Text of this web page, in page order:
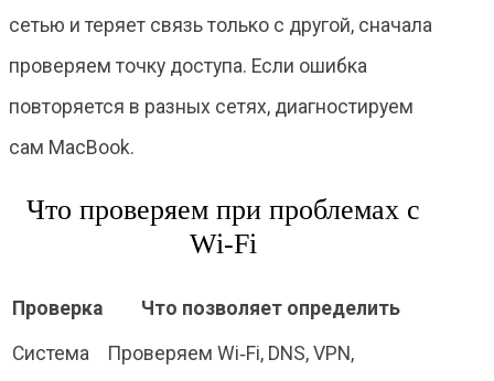
сетью и теряет связь только с другой, сначала
проверяем точку доступа. Если ошибка
повторяется в разных сетях, диагностируем
сам MacBook.
Что проверяем при проблемах с
Wi‑Fi
Проверка Что позволяет определить
Система
Проверяем Wi‑Fi, DNS, VPN,